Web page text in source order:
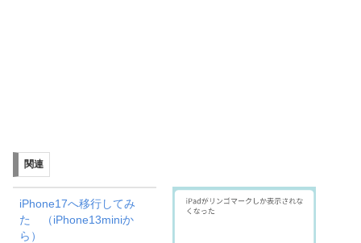
関連
iPhone17へ移行してみ
た （iPhone13miniか
ら）